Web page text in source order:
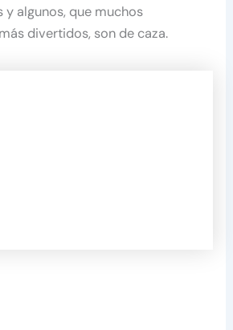
algunos, que muchos
divertidos, son de caza.